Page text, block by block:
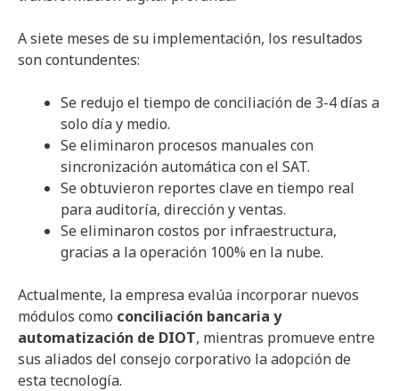
A siete meses de su implementación, los resultados
son contundentes:
Se redujo el tiempo de conciliación de 3-4 días a
solo día y medio.
Se eliminaron procesos manuales con
sincronización automática con el SAT.
Se obtuvieron reportes clave en tiempo real
para auditoría, dirección y ventas.
Se eliminaron costos por infraestructura,
gracias a la operación 100% en la nube.
Actualmente, la empresa evalúa incorporar nuevos
módulos como conciliación bancaria y
automatización de DIOT, mientras promueve entre
sus aliados del consejo corporativo la adopción de
esta tecnología.